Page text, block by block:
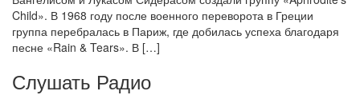
Child». В 1968 году после военного переворота в Греции
группа перебралась в Париж, где добилась успеха благодаря
песне «Rain & Tears». В […]
Слушать Радио